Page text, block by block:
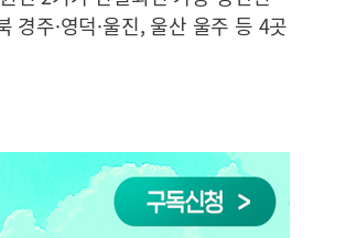
주·영덕·울진, 울산 울주 등 4곳